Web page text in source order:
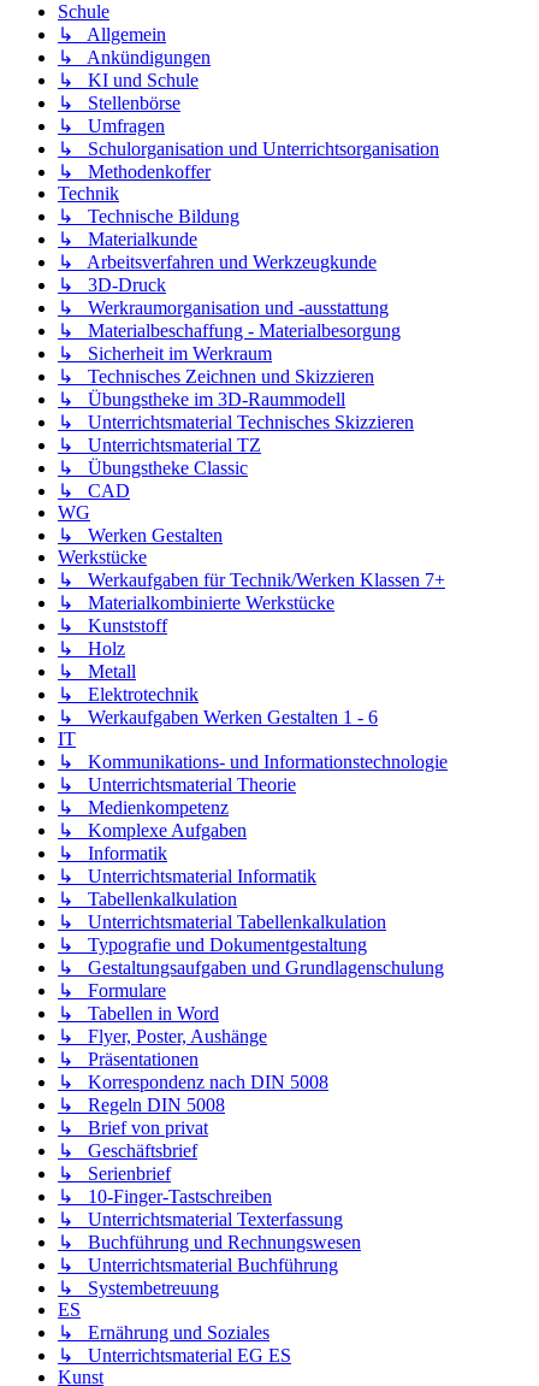
Schule
↳ Allgemein
↳ Ankündigungen
↳ KI und Schule
↳ Stellenbörse
↳ Umfragen
↳ Schulorganisation und Unterrichtsorganisation
↳ Methodenkoffer
Technik
↳ Technische Bildung
↳ Materialkunde
↳ Arbeitsverfahren und Werkzeugkunde
↳ 3D-Druck
↳ Werkraumorganisation und -ausstattung
↳ Materialbeschaffung - Materialbesorgung
↳ Sicherheit im Werkraum
↳ Technisches Zeichnen und Skizzieren
↳ Übungstheke im 3D-Raummodell
↳ Unterrichtsmaterial Technisches Skizzieren
↳ Unterrichtsmaterial TZ
↳ Übungstheke Classic
↳ CAD
WG
↳ Werken Gestalten
Werkstücke
↳ Werkaufgaben für Technik/Werken Klassen 7+
↳ Materialkombinierte Werkstücke
↳ Kunststoff
↳ Holz
↳ Metall
↳ Elektrotechnik
↳ Werkaufgaben Werken Gestalten 1 - 6
IT
↳ Kommunikations- und Informationstechnologie
↳ Unterrichtsmaterial Theorie
↳ Medienkompetenz
↳ Komplexe Aufgaben
↳ Informatik
↳ Unterrichtsmaterial Informatik
↳ Tabellenkalkulation
↳ Unterrichtsmaterial Tabellenkalkulation
↳ Typografie und Dokumentgestaltung
↳ Gestaltungsaufgaben und Grundlagenschulung
↳ Formulare
↳ Tabellen in Word
↳ Flyer, Poster, Aushänge
↳ Präsentationen
↳ Korrespondenz nach DIN 5008
↳ Regeln DIN 5008
↳ Brief von privat
↳ Geschäftsbrief
↳ Serienbrief
↳ 10-Finger-Tastschreiben
↳ Unterrichtsmaterial Texterfassung
↳ Buchführung und Rechnungswesen
↳ Unterrichtsmaterial Buchführung
↳ Systembetreuung
ES
↳ Ernährung und Soziales
↳ Unterrichtsmaterial EG ES
Kunst